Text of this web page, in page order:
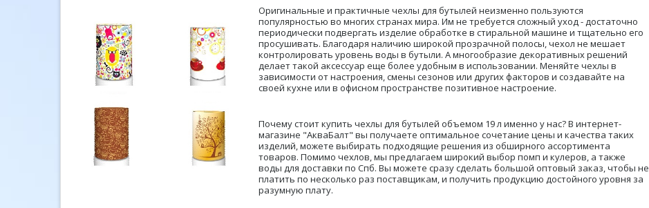
Оригинальные и практичные чехлы для бутылей неизменно пользуются
популярностью во многих странах мира. Им не требуется сложный уход - достаточно
периодически подвергать изделие обработке в стиральной машине и тщательно его
просушивать. Благодаря наличию широкой прозрачной полосы, чехол не мешает
контролировать уровень воды в бутыли. А многообразие декоративных решений
делает такой аксессуар еще более удобным в использовании. Меняйте чехлы в
зависимости от настроения, смены сезонов или других факторов и создавайте на
своей кухне или в офисном пространстве позитивное настроение.
Почему стоит купить чехлы для бутылей объемом 19 л именно у нас? В интернет-
магазине "АкваБалт" вы получаете оптимальное сочетание цены и качества таких
изделий, можете выбирать подходящие решения из обширного ассортимента
товаров. Помимо чехлов, мы предлагаем широкий выбор помп и кулеров, а также
воды для доставки по Спб. Вы можете сразу сделать большой оптовый заказ, чтобы не
платить по несколько раз поставщикам, и получить продукцию достойного уровня за
разумную плату.